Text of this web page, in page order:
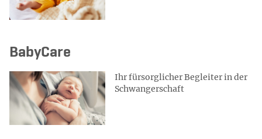
BabyCare
Ihr fürsorglicher Begleiter in der
Schwangerschaft